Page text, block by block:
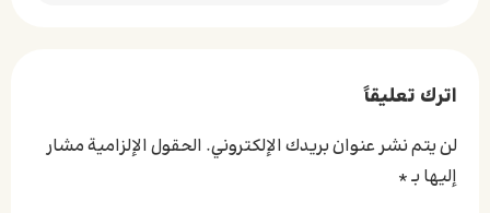
اترك تعليقاً
لن يتم نشر عنوان بريدك الإلكتروني. الحقول الإلزامية مشار
إليها بـ*